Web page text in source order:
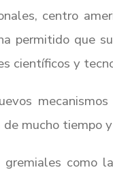
centro
permitido que
científicos y
mucho tiempo
gremiales